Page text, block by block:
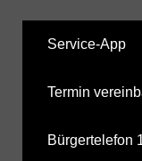
Service-App
Termin
Bürgertelefon